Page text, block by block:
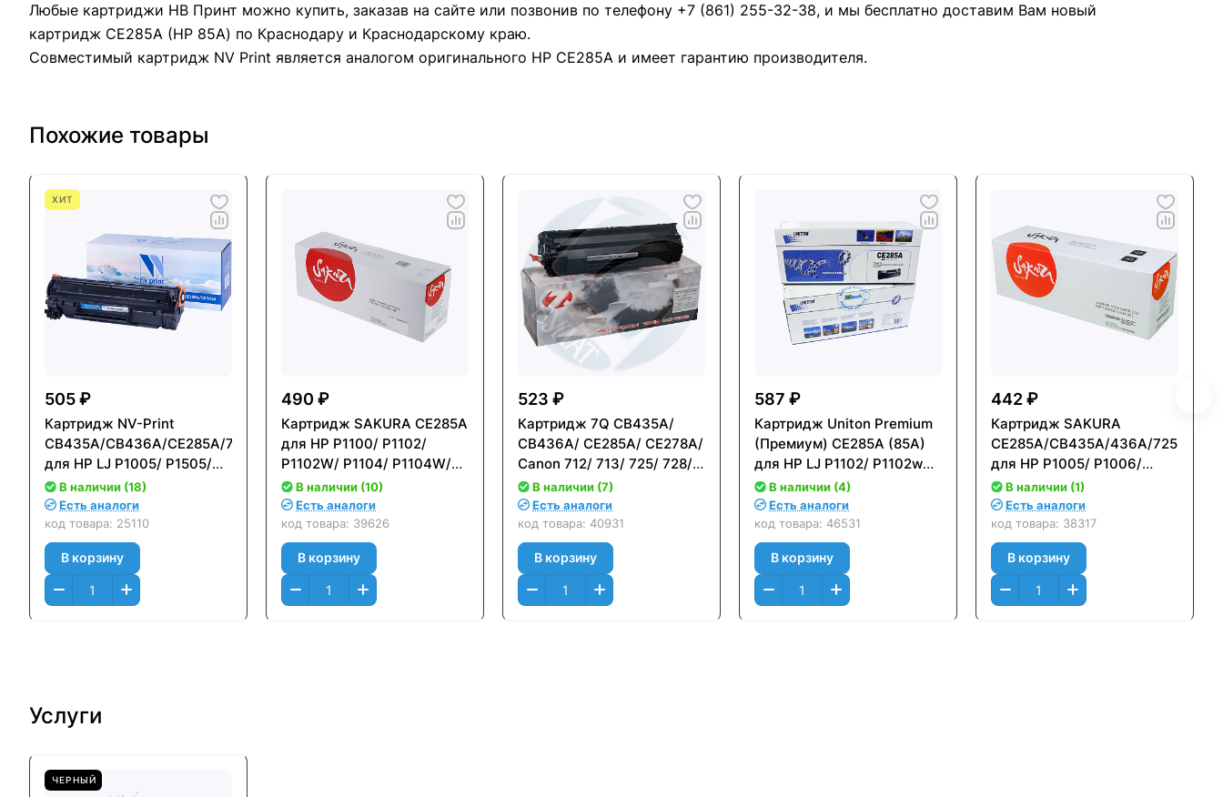
Любые картриджи НВ Принт можно купить, заказав на сайте или позвонив по телефону +7 (861) 255-32-38, и мы бесплатно доставим Вам новый
картридж CE285A (НР 85А) по Краснодару и Краснодарскому краю.
Совместимый картридж NV Print является аналогом оригинального HР CE285A и имеет гарантию производителя.
Похожие товары
ХИТ
505 ₽
Картридж NV-Print
CB435A/CB436A/CE285A/725
для HP LJ P1005/ P1505/
M1120/ M1522, LJ Pro
P1102, Canon LBP6000
(1600стр.) NV-
CB435A/436A/285/725
В наличии (18)
Есть аналоги
код товара: 25110
В корзину
490 ₽
Картридж SAKURA CE285A
для HP P1100/ P1102/
P1102W/ P1104/ P1104W/
P1106/ P1106W/ P1107/
P1107W/ P1108/ P1108W/
P1109/ P1109/ M1132/
M1210
В наличии (10)
Есть аналоги
код товара: 39626
В корзину
523 ₽
Картридж 7Q CB435A/
CB436A/ CE285A/ CE278A/
Canon 712/ 713/ 725/ 728/
726 для HP LJ P1005
(2000стр.)
В наличии (7)
Есть аналоги
код товара: 40931
В корзину
587 ₽
Картридж Uniton Premium
(Премиум) CE285A (85A)
для HP LJ P1102/ P1102w
(1600стр.)
В наличии (4)
Есть аналоги
код товара: 46531
В корзину
442 ₽
Картридж SAKURA
CE285A/CB435A/436A/725
для HP P1005/ P1006/
P1500/ P1505/ 1522/
M1120/ M1522N/ M1522F/
P1102, Canon LBP6000/
6018
В наличии (1)
Есть аналоги
код товара: 38317
В корзину
Услуги
ЧЕРНЫЙ